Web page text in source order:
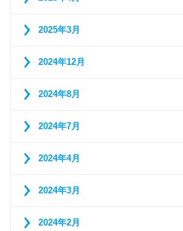
2025年3月
2024年12月
2024年8月
2024年7月
2024年4月
2024年3月
2024年2月